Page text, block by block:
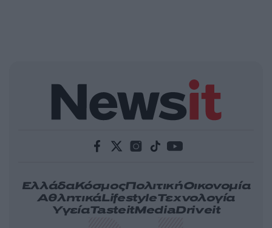
ΕλλάδαΚόσμοςΠολιτικήΟικονομία
ΑθλητικάLifestyleΤεχνολογία
ΥγείαTasteitMediaDriveit